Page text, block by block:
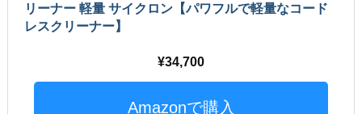
リーナー 軽量 サイクロン【パワフルで軽量なコード
レスクリーナー】
34,700